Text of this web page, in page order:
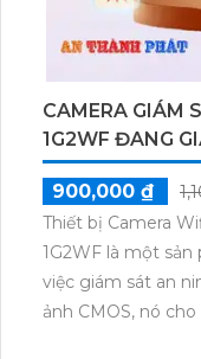
CAMERA GIÁM
1G2WF ĐANG
900,000 ₫
Thiết bị Camera
1G2WF là một
việc giám sát an
ảnh CMOS, nó